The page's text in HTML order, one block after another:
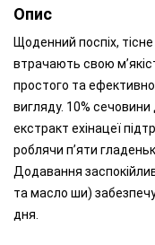
Опис
Щоденний поспіх,
втрачають свою
простого та
вигляду. 10%
екстракт ехінацеї
роблячи п’яти
Додавання
та масло ши)
дня.